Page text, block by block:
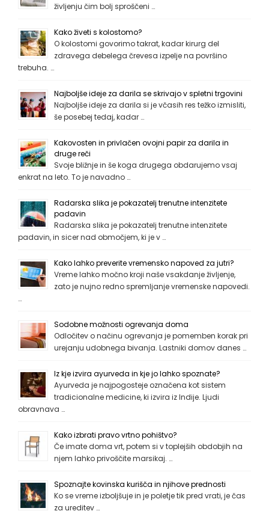
življenju čim bolj sproščeni …
Kako živeti s kolostomo?
O kolostomi govorimo takrat, kadar kirurg del
zdravega debelega črevesa izpelje na površino
trebuha. …
Najboljše ideje za darila se skrivajo v spletni trgovini
Najboljše ideje za darila si je včasih res težko izmisliti,
še posebej tedaj, kadar …
Kakovosten in privlačen ovojni papir za darila in
druge reči
Svoje bližnje in še koga drugega obdarujemo vsaj
enkrat na leto. To je navadno …
Radarska slika je pokazatelj trenutne intenzitete
padavin
Radarska slika je pokazatelj trenutne intenzitete
padavin, in sicer nad območjem, ki je v …
Kako lahko preverite vremensko napoved za jutri?
Vreme lahko močno kroji naše vsakdanje življenje,
zato je nujno redno spremljanje vremenske napovedi.
…
Sodobne možnosti ogrevanja doma
Odločitev o načinu ogrevanja je pomemben korak pri
urejanju udobnega bivanja. Lastniki domov danes …
Iz kje izvira ayurveda in kje jo lahko spoznate?
Ayurveda je najpogosteje označena kot sistem
tradicionalne medicine, ki izvira iz Indije. Ljudi
obravnava …
Kako izbrati pravo vrtno pohištvo?
Če imate doma vrt, potem si v toplejših obdobjih na
njem lahko privoščite marsikaj. …
Spoznajte kovinska kurišča in njihove prednosti
Ko se vreme izboljšuje in je poletje tik pred vrati, je čas
za ureditev …